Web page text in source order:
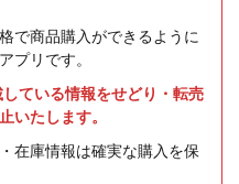
で商品購入ができるように
プリです。
ている情報をせどり・転売
いたします。
在庫情報は確実な購入を保